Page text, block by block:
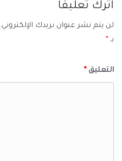
اترك تعليقاً
لن يتم نشر عنوان بريدك الإلكتروني.
بـ *
التعليق *